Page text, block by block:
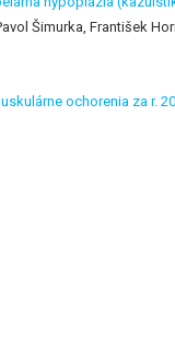
Šimurka, František
ochorenia za r.